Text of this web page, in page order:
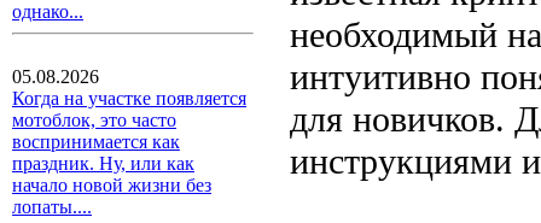
однако...
05.08.2026
Когда на участке появляется
мотоблок, это часто
воспринимается как
праздник. Ну, или как
начало новой жизни без
лопаты....
необходимый
интуитивно
для новичков.
инструкциями